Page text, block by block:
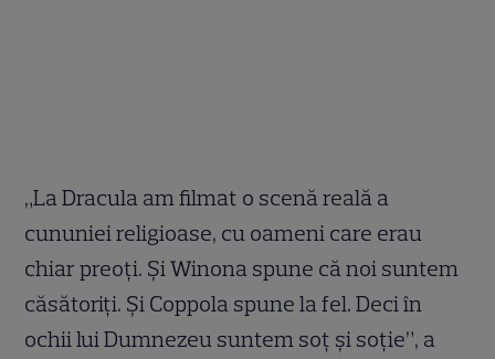
„La Dracula am filmat o scenă reală a
cununiei religioase, cu oameni care erau
chiar preoţi. Şi Winona spune că noi suntem
căsătoriţi. Şi Coppola spune la fel. Deci în
ochii lui Dumnezeu suntem soţ şi soţie”, a